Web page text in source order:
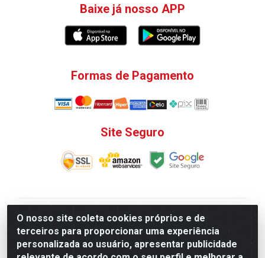
O nosso site coleta cookies próprios e de
terceiros para proporcionar uma experiência
personalizada ao usuário, apresentar publicidade
Baixe já nosso APP
Formas de Pagamento
Site Seguro
V. C. Ferragens LTDA - Rua do Matoso, 132 - Praça da
Bandeira, Rio de Janeiro/ RJ - CEP 20.270-135 - CNPJ
12.324.723/0001-25
Todas as regras de promoções, descontos, preços e